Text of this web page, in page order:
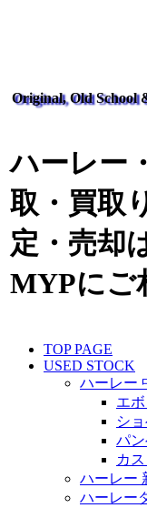
Original, Old School
ハーレー
取・買取
定・売却
MYPにご
TOP PAGE
USED STOCK
ハーレー
エ
シ
パ
カ
ハーレー
ハーレー